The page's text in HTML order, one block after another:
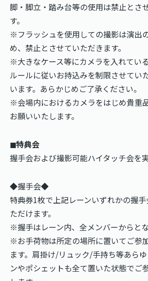
脚・脚立・踏み台等の使用は禁止とさ
す。
※フラッシュを使用しての撮影は演出
め、禁止とさせていただきます。
※大きなケース等にカメラを入れてい
ルールに従いお持込みを制限させてい
います。あらかじめご了承ください。
※会場内におけるカメラをはじめ貴重
お願いいたします。
◼︎特典会
握手会および撮影可能ハイタッチ会を
◆握手会◆
特典券1枚で上記レーンいずれかの握
ただけます。
※握手はレーン内、全メンバーからとな
※お手荷物は所定の場所に置いてご参
ます。肩掛け/リュック/手持ち等あら
ンやポシェットも全て置いた状態でご